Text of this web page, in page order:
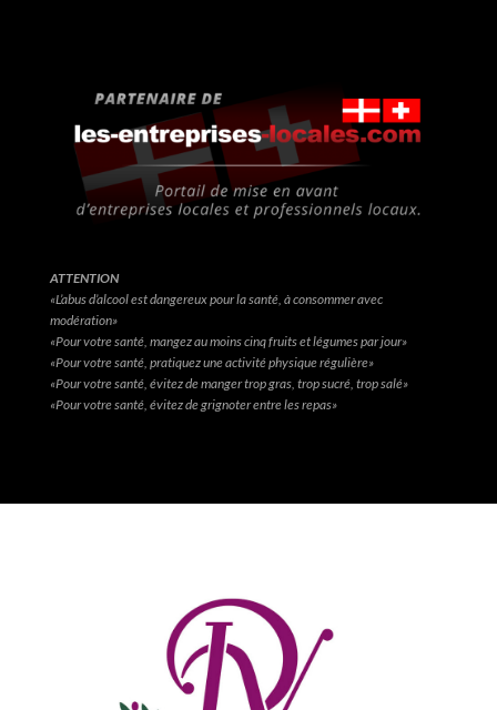
ATTENTION
«L’abus d’alcool est dangereux pour la santé, à consommer avec
modération»
«Pour votre santé, mangez au moins cinq fruits et légumes par jour»
«Pour votre santé, pratiquez une activité physique régulière»
«Pour votre santé, évitez de manger trop gras, trop sucré, trop salé»
«Pour votre santé, évitez de grignoter entre les repas»